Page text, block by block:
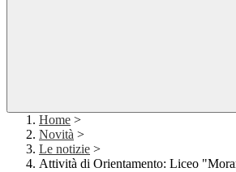
Home >
Novità >
Le notizie >
Attività di Orientamento: Liceo